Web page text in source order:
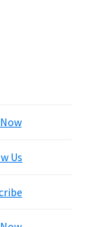
Us